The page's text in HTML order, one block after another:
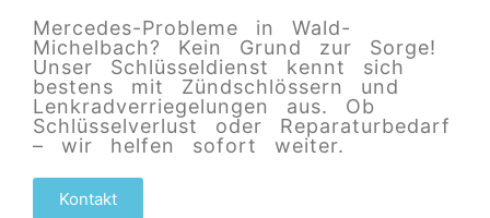
Mercedes-Probleme in Wald-
Michelbach? Kein Grund zur Sorge!
Unser Schlüsseldienst kennt sich
bestens mit Zündschlössern und
Lenkradverriegelungen aus. Ob
Schlüsselverlust oder Reparaturbedarf
– wir helfen sofort weiter.
Kontakt